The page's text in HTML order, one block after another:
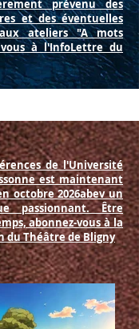
prévenu des
et des éventuelles
ateliers "A mots
à l'InfoLettre du
de l'Université
est maintenant
octobre 2026abev un
passionnant. Être
abonnez-vous à la
Théâtre de Bligny